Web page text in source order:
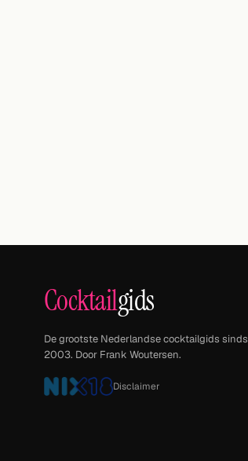
Cocktailgids
De grootste Nederlandse cocktailgids sinds
2003. Door Frank Woutersen.
Disclaimer